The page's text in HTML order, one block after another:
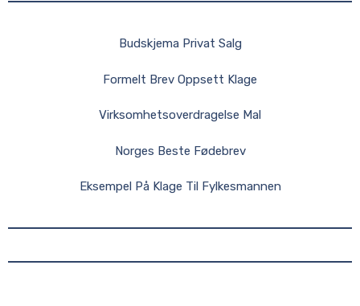
Budskjema Privat Salg
Formelt Brev Oppsett Klage
Virksomhetsoverdragelse Mal
Norges Beste Fødebrev
Eksempel På Klage Til Fylkesmannen